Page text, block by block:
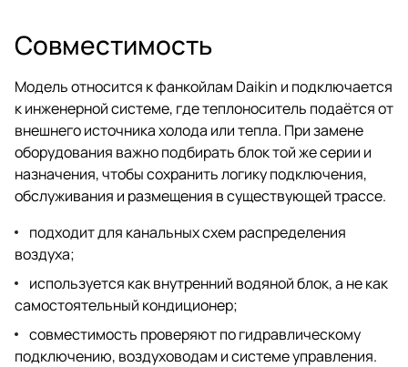
Совместимость
Модель относится к фанкойлам Daikin и подключается
к инженерной системе, где теплоноситель подаётся от
внешнего источника холода или тепла. При замене
оборудования важно подбирать блок той же серии и
назначения, чтобы сохранить логику подключения,
обслуживания и размещения в существующей трассе.
подходит для канальных схем распределения
воздуха;
используется как внутренний водяной блок, а не как
самостоятельный кондиционер;
совместимость проверяют по гидравлическому
подключению, воздуховодам и системе управления.